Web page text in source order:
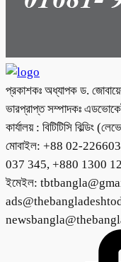
প্রকাশকঃ অধ্যাপক ড.
ভারপ্রাপ্ত সম্পাদকঃ
কার্যালয় : বিটিটিসি
মোবাইল: +88 02-
037 345, +880 1300
ইমেইল: